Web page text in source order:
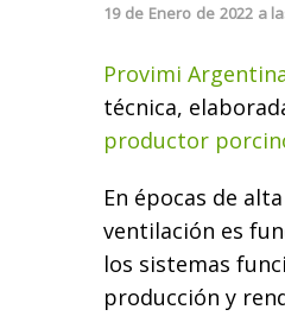
19 de Enero de 2022 a
Provimi
técnica,
productor
En épocas de
ventilación es
los sistemas
producción y